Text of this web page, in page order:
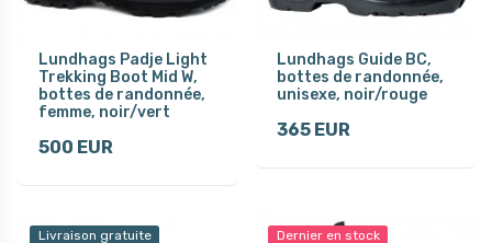
Lundhags Padje Light
Trekking Boot Mid W,
bottes de randonnée,
femme, noir/vert
500 EUR
Lundhags Guide BC,
bottes de randonnée,
unisexe, noir/rouge
365 EUR
Livraison gratuite
Dernier en stock